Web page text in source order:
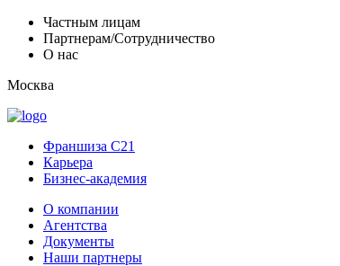
Частным лицам
Партнерам/Сотрудничество
О нас
Москва
Франшиза C21
Карьера
Бизнес-академия
О компании
Агентства
Документы
Наши партнеры